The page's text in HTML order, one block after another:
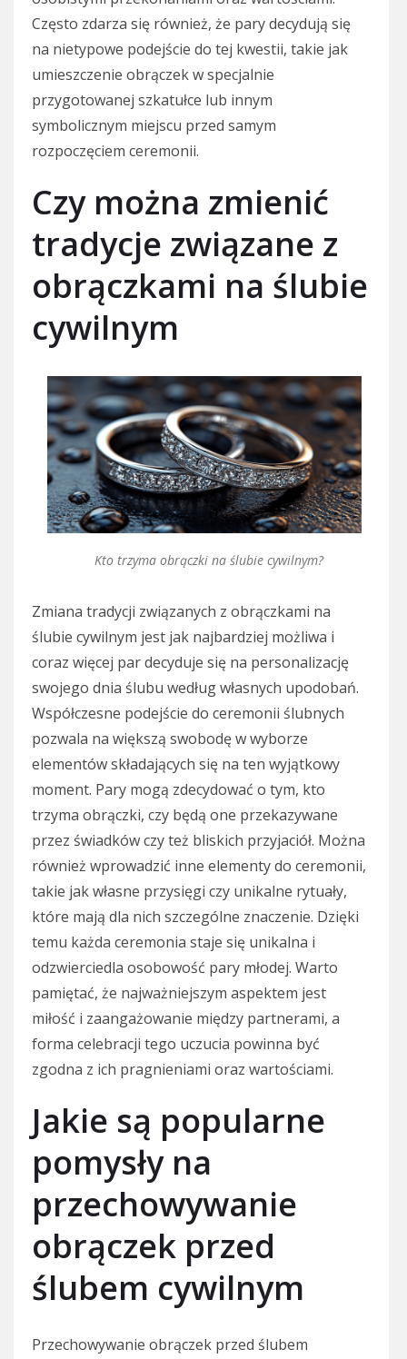
Często zdarza się również, że pary decydują się
na nietypowe podejście do tej kwestii, takie jak
umieszczenie obrączek w specjalnie
przygotowanej szkatułce lub innym
symbolicznym miejscu przed samym
rozpoczęciem ceremonii.
Czy można zmienić
tradycje związane z
obrączkami na ślubie
cywilnym
Kto trzyma obrączki na ślubie cywilnym?
Zmiana tradycji związanych z obrączkami na
ślubie cywilnym jest jak najbardziej możliwa i
coraz więcej par decyduje się na personalizację
swojego dnia ślubu według własnych upodobań.
Współczesne podejście do ceremonii ślubnych
pozwala na większą swobodę w wyborze
elementów składających się na ten wyjątkowy
moment. Pary mogą zdecydować o tym, kto
trzyma obrączki, czy będą one przekazywane
przez świadków czy też bliskich przyjaciół. Można
również wprowadzić inne elementy do ceremonii,
takie jak własne przysięgi czy unikalne rytuały,
które mają dla nich szczególne znaczenie. Dzięki
temu każda ceremonia staje się unikalna i
odzwierciedla osobowość pary młodej. Warto
pamiętać, że najważniejszym aspektem jest
miłość i zaangażowanie między partnerami, a
forma celebracji tego uczucia powinna być
zgodna z ich pragnieniami oraz wartościami.
Jakie są popularne
pomysły na
przechowywanie
obrączek przed
ślubem cywilnym
Przechowywanie obrączek przed ślubem